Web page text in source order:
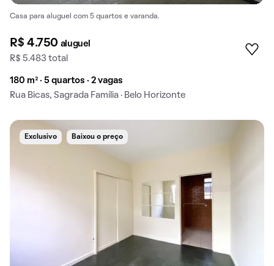
Casa para aluguel com 5 quartos e varanda.
R$ 4.750 aluguel
R$ 5.483 total
180 m² · 5 quartos · 2 vagas
Rua Bicas, Sagrada Família · Belo Horizonte
Exclusivo Baixou o preço